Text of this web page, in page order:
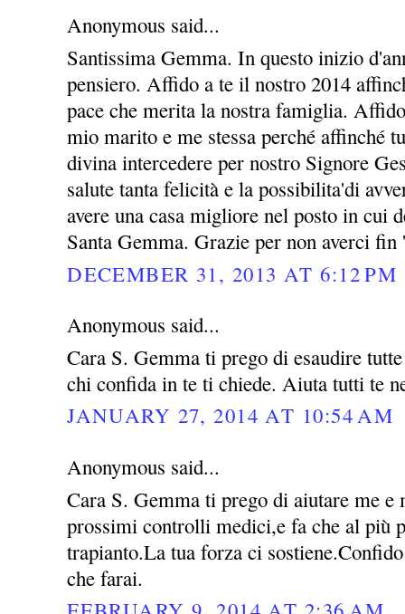
Anonymous said...
Santissima Gemma. In questo inizio
pensiero. Affido a te il nostro 2014
pace che merita la nostra famiglia.
mio marito e me stessa perché affinché
divina intercedere per nostro Signore
salute tanta felicità e la possibilita'di
avere una casa migliore nel posto in cui
Santa Gemma. Grazie per non averci fin
DECEMBER 31, 2013 AT 6:12 PM
Anonymous said...
Cara S. Gemma ti prego di esaudire
chi confida in te ti chiede. Aiuta tutti te
JANUARY 27, 2014 AT 10:54 AM
Anonymous said...
Cara S. Gemma ti prego di aiutare me e
prossimi controlli medici,e fa che al più
trapianto.La tua forza ci
che farai.